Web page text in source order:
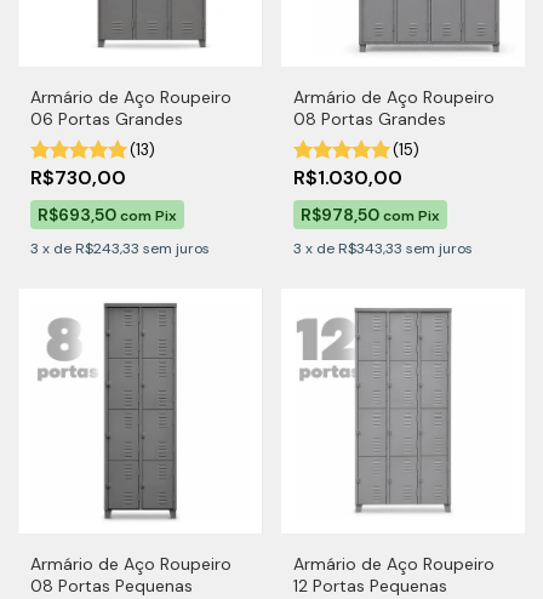
Armário de Aço Roupeiro
06 Portas Grandes
(13)
R$730,00
R$693,50comPix
3 x de R$243,33 sem juros
Armário de Aço Roupeiro
08 Portas Grandes
(15)
R$1.030,00
R$978,50com Pix
3 x de R$343,33 sem juros
Armário de Aço Roupeiro
08 Portas Pequenas
Armário de Aço Roupeiro
12 Portas Pequenas